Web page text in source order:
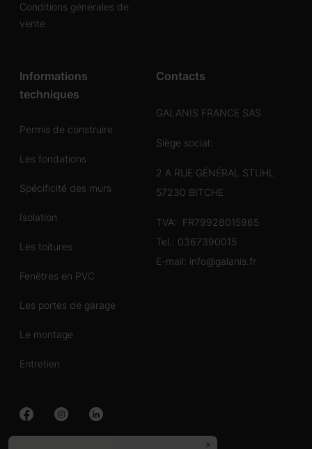
Conditions générales de
vente
Informations
techniques
Permis de construire
Les fondations
Spécificité des murs
Isolation
Les toitures
Fenêtres en PVC
Les portes de garage
Le montage
Entretien
Contacts
GALANIS FRANCE SAS
Siège social:
2 A RUE GÉNÉRAL STUHL
57230 BITCHE
TVA: FR79928015965
Tel.: 0367390015
E-mail: info@galanis.fr